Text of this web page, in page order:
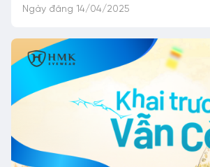
Ngày đăng 14/04/2025